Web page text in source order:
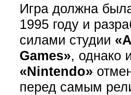
Игра должна
1995 году и
силами студии
Games», однако
«Nintendo»
перед самым